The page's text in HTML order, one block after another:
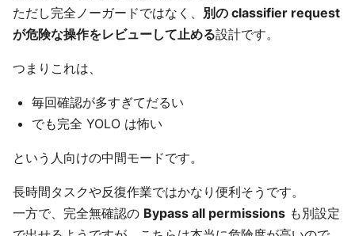
ただし完全ノーガードではなく、 別の classifier request
が危険な操作をレビューして止める設計です。
つまりこれは、
毎回確認が多すぎてだるい
でも完全 YOLO は怖い
という人向けの中間モードです。
長時間タスクや反復作業ではかなり便利そうです。
一方で、完全無確認の Bypass all permissions も別設定